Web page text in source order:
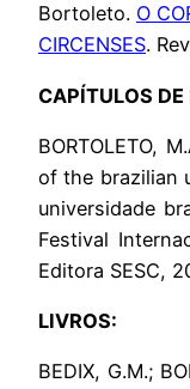
Bortoleto. O
CIRCENSES.
CAPÍTULOS DE
BORTOLETO,
of the brazilian
universidade
Festival
Editora SESC,
LIVROS:
BEDIX, G.M.;